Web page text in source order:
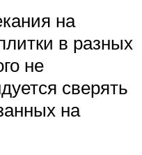
на
в разных
не
сверять
на